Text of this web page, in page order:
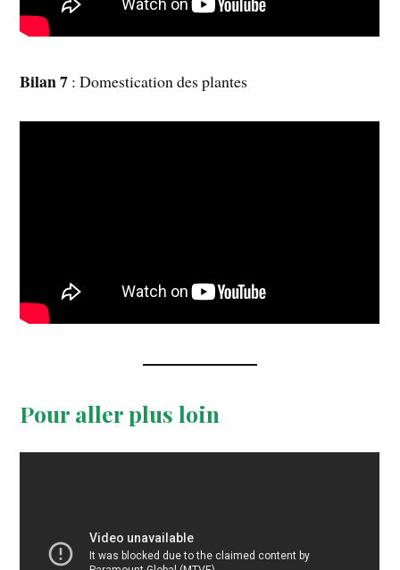
Bilan 7 : Domestication des plantes
Pour aller plus loin